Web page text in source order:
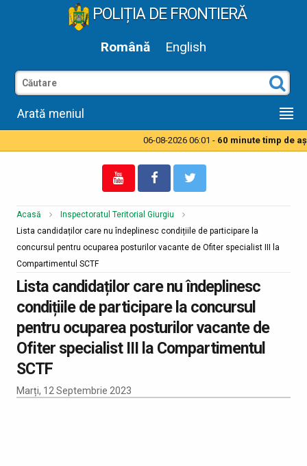
POLIȚIA DE FRONTIERĂ
Română English
Arată meniul
06-08-2026 06:01 - 60 minute timp de
Acasă
Inspectoratul Teritorial Giurgiu
Lista candidaților care nu îndeplinesc condițiile de participare la
concursul pentru ocuparea posturilor vacante de Ofiter specialist III la
Compartimentul SCTF
Lista candidaților care nu îndeplinesc
condițiile de participare la concursul
pentru ocuparea posturilor vacante de
Ofiter specialist III la Compartimentul
SCTF
Marți, 12 Septembrie 2023